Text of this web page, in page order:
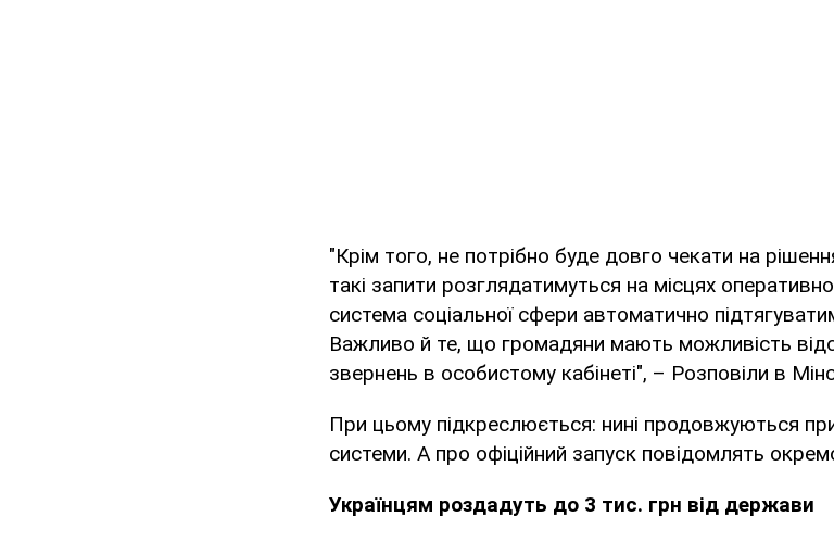
"Крім того, не потрібно буде довго чекати на
такі запити розглядатимуться на місцях
система соціальної сфери автоматично
Важливо й те, що громадяни мають можливість
звернень в особистому кабінеті", – Розповіли в
При цьому підкреслюється: нині продовжуються
системи. А про офіційний запуск повідомлять
Українцям роздадуть до 3 тис. грн від держави